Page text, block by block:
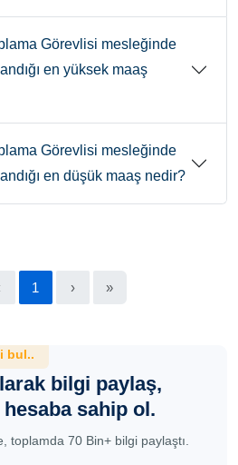
Görevlisi mesleğinde
en yüksek maaş
Görevlisi mesleğinde
en düşük maaş nedir?
1 › »
bul..
bilgi paylaş,
sahip ol.
toplamda 70 Bin+ bilgi paylaştı.